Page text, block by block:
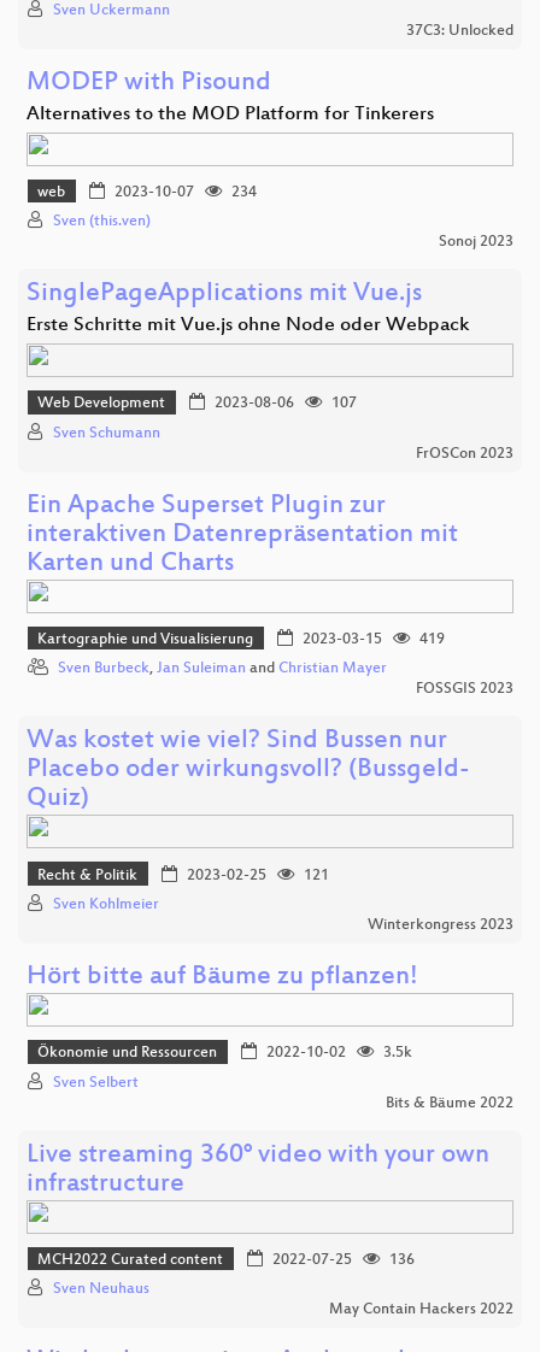
Sven Uckermann
37C3: Unlocked
MODEP with Pisound
Alternatives to the MOD Platform for Tinkerers
web 2023-10-07
234
Sven (this.ven)
Sonoj 2023
SinglePageApplications mit Vue.js
Erste Schritte mit Vue.js ohne Node oder Webpack
Web Development 2023-08-06
107
Sven Schumann
FrOSCon 2023
Ein Apache Superset Plugin zur
interaktiven Datenrepräsentation mit
Karten und Charts
Kartographie und Visualisierung 2023-03-15
419
Sven Burbeck, Jan Suleiman and Christian Mayer
FOSSGIS 2023
Was kostet wie viel? Sind Bussen nur
Placebo oder wirkungsvoll? (Bussgeld-
Quiz)
Recht & Politik 2023-02-25
121
Sven Kohlmeier
Winterkongress 2023
Hört bitte auf Bäume zu pflanzen!
Ökonomie und Ressourcen 2022-10-02
3.5k
Sven Selbert
Bits & Bäume 2022
Live streaming 360° video with your own
infrastructure
MCH2022 Curated content 2022-07-25
136
Sven Neuhaus
May Contain Hackers 2022